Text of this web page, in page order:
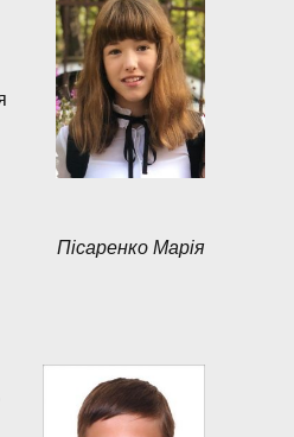
Пісаренко Марія